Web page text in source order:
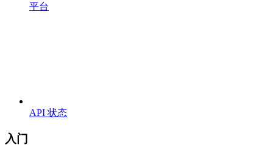
平台
API 状态
入门